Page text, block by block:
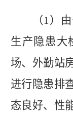
（ 1）
生产隐患大
场、外勤站
进行隐患排
态良好、性